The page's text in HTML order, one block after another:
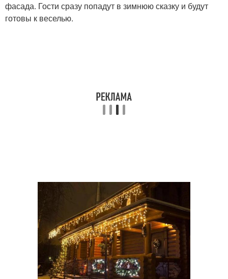
фасада. Гости сразу попадут в зимнюю сказку и будут
готовы к веселью.